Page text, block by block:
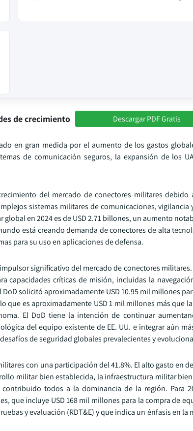
de crecimiento Descargar PDF Gratis
en gran medida por el aumento de los gastos
de comunicación seguros, la expansión de los
del mercado de conectores militares debido
sistemas militares de comunicaciones, vigilancia
en 2024 es de USD 2.71 billones, un aumento
está creando demanda de conectores de alta
para su uso en aplicaciones de defensa.
significativo del mercado de conectores
capacidades críticas de misión, incluidas la
solicitó aproximadamente USD 10.95 mil millones
que es aproximadamente USD 1 mil millones más que
El DoD tiene la intención de continuar
del equipo existente de EE. UU. e integrar aún
de seguridad globales prevalecientes y
con una participación del 41.8%. El alto gasto en
militar bien establecida, la infraestructura militar
todos a la dominancia de la región. Para
que incluye USD 168 mil millones para la compra de
y evaluación (RDT&E) y que indica un énfasis en la